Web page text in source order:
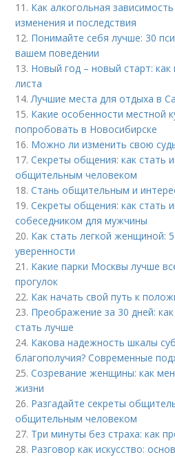
11. Как алкогольная
изменения и последствия
12. Понимайте себя лучше: 30
вашем поведении
13. Новый год – новый старт: как
листа
14.Лучшие места для отдыха в
15. Какие особенности местной
попробовать в Новосибирске
16. Можно ли изменить свою
17.Секреты общения: как стать
общительным человеком
18.Стань общительным и
19.Секреты общения: как стать
собеседником для мужчины
20. Как стать легкой женщиной:
уверенности
21. Какие парки Москвы лучше
прогулок
22. Как начать свой путь к
23. Преображение за 30 дней:
стать лучше
24. Какова надежность шкалы
благополучия? Современные
25.Созревание женщины: как
жизни
26. Разгадайте секреты
общительным человеком
27. Три минуты без страха: как
28. Разговор как искусство: